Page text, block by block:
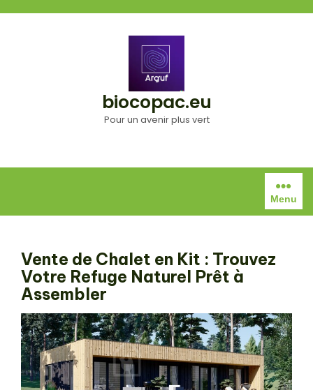
biocopac.eu
Pour un avenir plus vert
Menu
Vente de Chalet en Kit : Trouvez
Votre Refuge Naturel Prêt à
Assembler